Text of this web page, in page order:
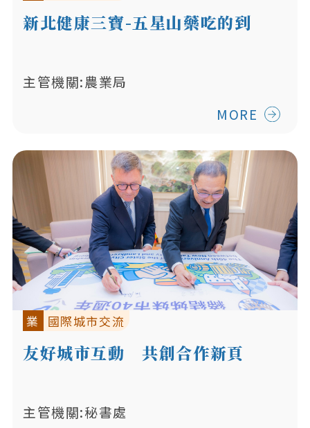
新北健康三寶-五星山藥吃的到
主管機關:農業局
MORE
業 國際城市交流
友好城市互動 共創合作新頁
主管機關:秘書處